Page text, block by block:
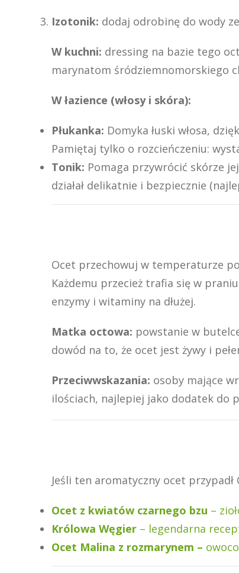
Izotonik: dodaj odrobinę do wody
W kuchni: dressing na bazie tego
marynatom śródziemnomorskiego
W łazience (włosy i skóra):
Płukanka: Domyka łuski włosa,
Pamiętaj tylko o rozcieńczeniu:
Tonik: Pomaga przywrócić skórze
działał delikatnie i bezpiecznie
Ocet przechowuj w temperaturze
Każdemu przecież trafia się w
enzymy i witaminy na dłużej.
Matka octowa: powstanie w
dowód na to, że ocet jest żywy i
Przeciwwskazania: osoby mające
ilościach, najlepiej jako dodatek do
Jeśli ten aromatyczny ocet
Ocet z kwiatów czarnego bzu –
Królowa Węgier – legendarna
Ocet Malina z rozmarynem –